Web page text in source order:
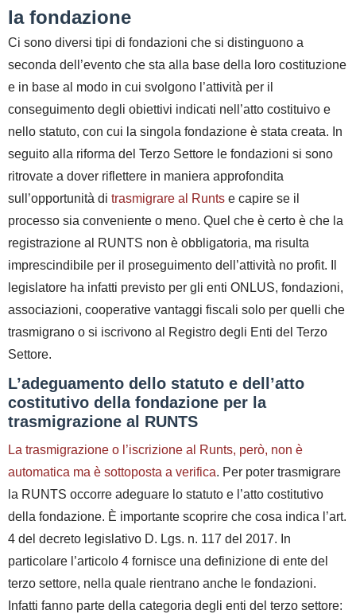
la fondazione
Ci sono diversi tipi di fondazioni che si distinguono a
seconda dell’evento che sta alla base della loro costituzione
e in base al modo in cui svolgono l’attività per il
conseguimento degli obiettivi indicati nell’atto costituivo e
nello statuto, con cui la singola fondazione è stata creata. In
seguito alla riforma del Terzo Settore le fondazioni si sono
ritrovate a dover riflettere in maniera approfondita
sull’opportunità di trasmigrare al Runts e capire se il
processo sia conveniente o meno. Quel che è certo è che la
registrazione al RUNTS non è obbligatoria, ma risulta
imprescindibile per il proseguimento dell’attività no profit. Il
legislatore ha infatti previsto per gli enti ONLUS, fondazioni,
associazioni, cooperative vantaggi fiscali solo per quelli che
trasmigrano o si iscrivono al Registro degli Enti del Terzo
Settore.
L’adeguamento dello statuto e dell’atto
costitutivo della fondazione per la
trasmigrazione al RUNTS
La trasmigrazione o l’iscrizione al Runts, però, non è
automatica ma è sottoposta a verifica. Per poter trasmigrare
la RUNTS occorre adeguare lo statuto e l’atto costitutivo
della fondazione. È importante scoprire che cosa indica l’art.
4 del decreto legislativo D. Lgs. n. 117 del 2017. In
particolare l’articolo 4 fornisce una definizione di ente del
terzo settore, nella quale rientrano anche le fondazioni.
Infatti fanno parte della categoria degli enti del terzo settore: